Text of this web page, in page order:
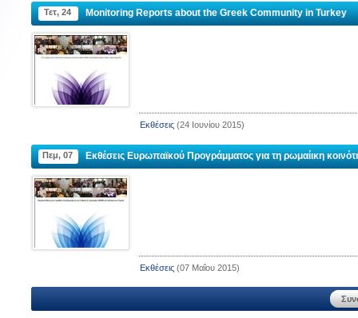
Τετ, 24 Monitoring Reports about the Greek Community in Turkey
Εκθέσεις (24 Ιουνίου 2015)
Πεμ, 07 Εκθέσεις Ευρωπαϊκού Προγράμματος για τη ρωμαίικη
Εκθέσεις (07 Μαΐου 2015)
ΚΟΙΝΟΤΗΤΑ ΑΓΙΑΣ ΠΑΡΑΣΚΕΥΗΣ
ΜΠΕΙΚΟΖ
Ηλεκτρονική διεύθυνση
:agiaparaskevi.beykoz@gmail.com
Διεύθυνση :
Zeytinburnu,
Τηλέφωνο :